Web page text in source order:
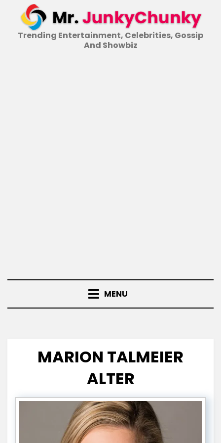
contentTrending Entertainment, Celebrities, Gossip
And Showbiz
MENU
MARION TALMEIER
ALTER